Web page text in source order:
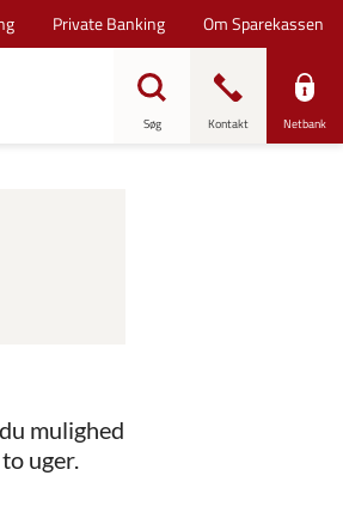
Private Banking Om Sparekassen
Søg Kontakt Netbank
mulighed
uger.